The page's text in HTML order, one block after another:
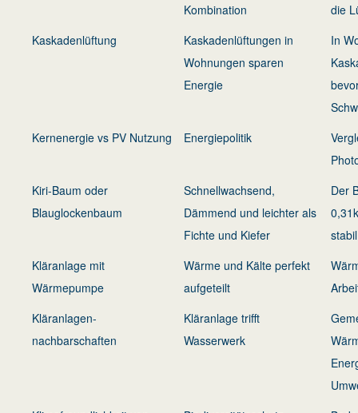
Kombination
die
Kaskadenlüftung
Kaskadenlüftungen in
Wohnungen sparen
Energie
In
Kernenergie vs PV Nutzung
Energiepolitik
Kiri-Baum oder
Blauglockenbaum
Schnellwachsend,
Dämmend und leichter als
Fichte und Kiefer
Der
Kläranlage mit
Wärmepumpe
Wärme und Kälte perfekt
aufgeteilt
Kläranlagen-
nachbarschaften
Kläranlage trifft
Wasserwerk